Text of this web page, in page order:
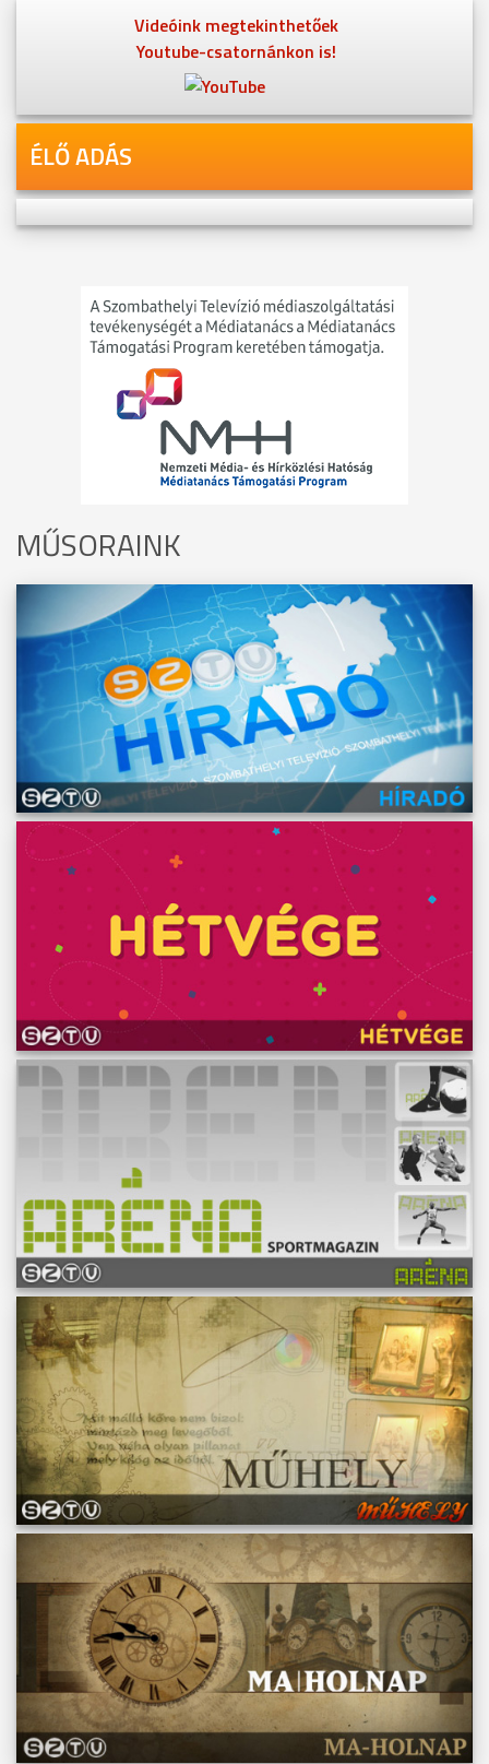
Videóink megtekinthetőek
Youtube-csatornánkon is!
ÉLŐ ADÁS
MŰSORAINK